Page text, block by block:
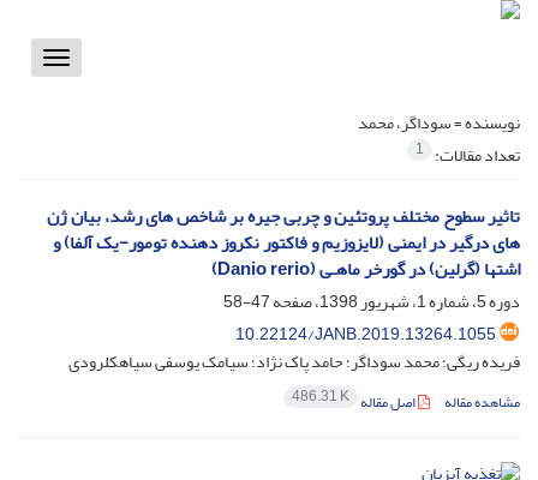
Toggle
نویسنده =سوداگر، محمد
تعداد مقالات: 1
تاثیر سطوح مختلف پروتئین و چربی جیره بر شاخص های رشد، بیان ژن
های درگیر در ایمنی (لایزوزیم و فاکتور نکروز دهنده تومور-یک آلفا) و
اشتها (گرلین) در گورخر ماهـی (Danio rerio)
دوره 5، شماره 1، شهریور 1398، صفحه
47-58
10.22124/JANB.2019.13264.1055
فریده ریگی؛ محمد سوداگر؛ حامد پاک نژاد؛ سیامک یوسفی سیاهکلرودی
مشاهده مقاله اصل مقاله 486.31 K